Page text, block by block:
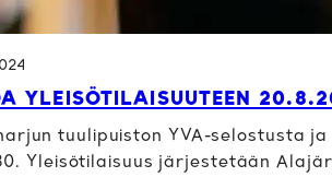
YLEISÖTILAISUUTEEN
tuulipuiston YVA-selostusta
Yleisötilaisuus järjestetään